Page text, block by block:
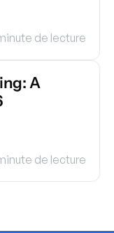
de lecture
A
de lecture